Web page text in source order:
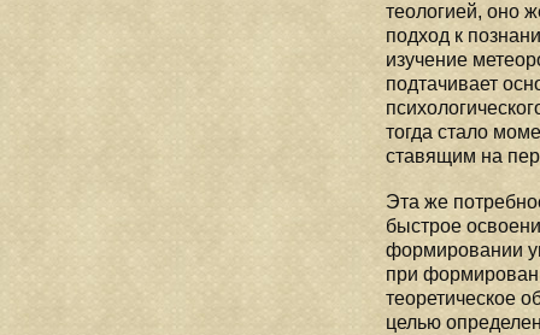
теологией, оно
подход к
изучение
подтачивает
тогда стало
ставящим на
Эта же
быстрое
формировании
при
теоретическое
целью